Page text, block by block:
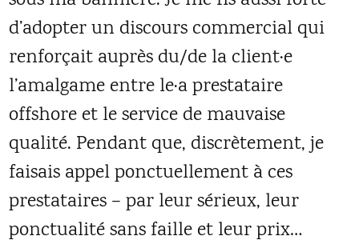
d’adopter un discours commercial qui
renforçait auprès du/de la client·e
l’amalgame entre le·a prestataire
offshore et le service de mauvaise
qualité. Pendant que, discrètement, je
faisais appel ponctuellement à ces
prestataires – par leur sérieux, leur
ponctualité sans faille et leur prix…